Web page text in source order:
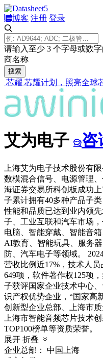
博客 注册 登录
请输入至少 3 个字母或数
商名称
搜索
芯耀 芯耀计划，照亮全球
艾为电子 咨
上海艾为电子技术股份有
数模混合信号、电源管理
海证券交易所科创板成功
子累计拥有40多种产品子
性能和品质已达到业内领
子、工业互联和汽车市场
电脑、智能穿戴、智能音
AI教育、智能玩具、服务
防、汽车电子等领域。
营收比例近17%，技术人
649项，软件著作权125项
子获评国家企业技术中心
识产权优势企业，“国家高
创新型企业总部、上海市
上海市智能音频芯片技术
TOP100榜单等资质荣誉。
展开 折叠
企业总部：
中国上海